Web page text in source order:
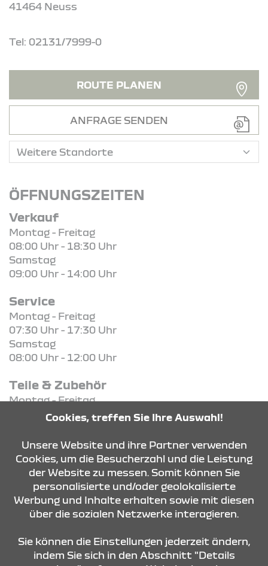
41464 Neuss
Tel: 02131/7999-0
ROUTE PLANEN
ANFRAGE SENDEN
ÖFFNUNGSZEITEN
Verkauf
Montag - Freitag
08:00 Uhr - 18:30 Uhr
Samstag
09:00 Uhr - 14:00 Uhr
Service
Montag - Freitag
07:30 Uhr - 17:30 Uhr
Samstag
08:00 Uhr - 12:00 Uhr
Teile & Zubehör
Montag - Freitag
07:00 Uhr - 17:00 Uhr
08:30 Uhr - 12:30 Uhr
KONTAKT & ANFAHRT
Cookies, treffen Sie Ihre Auswahl!
Unsere Website und ihre Partner verwenden
Cookies, um die Besucherzahl und die Leistung
der Website zu messen. Somit können Sie
personalisierte und/oder geolokalisierte
Werbung und Inhalte erhalten sowie mit diesen
über die sozialen Netzwerke interagieren.
Sie können die Einstellungen jederzeit ändern,
indem Sie sich in den Abschnitt "Details